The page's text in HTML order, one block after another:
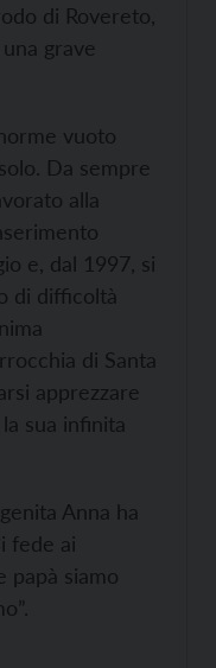
di Rovereto,
grave
vuoto
Da sempre
alla
e, dal 1997, si
di difficoltà
di Santa
apprezzare
sua infinita
Anna ha
fede ai
papà siamo